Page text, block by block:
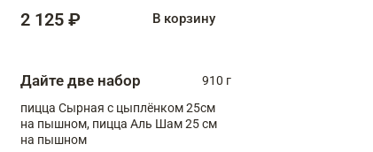
2 125 ₽ В корзину
Дайте две набор
910 г
пицца Сырная с цыплёнком 25см
на пышном, пицца Аль Шам 25 см
на пышном